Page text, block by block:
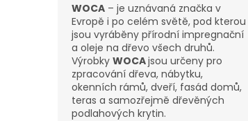
WOCA – je uznávaná značka v
Evropě i po celém světě, pod kterou
jsou vyráběny přírodní impregnační
a oleje na dřevo všech druhů.
Výrobky WOCAjsou určeny pro
zpracování dřeva, nábytku,
okenních rámů, dveří, fasád domů,
teras a samozřejmě dřevěných
podlahových krytin.